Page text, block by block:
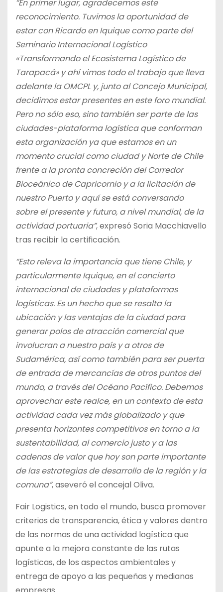
“En primer lugar, agradecemos este
reconocimiento. Tuvimos la oportunidad de
estar con Ricardo en Iquique como parte del
Seminario Internacional Logístico
«Transformando el Ecosistema Logístico de
Tarapacá» y ahí vimos todo el trabajo que lleva
adelante la OMCPL y, junto al Concejo Municipal,
decidimos estar presentes en este foro mundial.
Pero no sólo eso, sino también ser parte de las
ciudades-plataforma logística que conforman
esta organización ya que estamos en un
momento crucial como ciudad y Norte de Chile
frente a la pronta concreción del Corredor
Bioceánico de Capricornio y a la licitación de
nuestro Puerto y aquí se está conversando
sobre el presente y futuro, a nivel mundial, de la
actividad portuaria”, expresó Soria Macchiavello
tras recibir la certificación.
“Esto releva la importancia que tiene Chile, y
particularmente Iquique, en el concierto
internacional de ciudades y plataformas
logísticas. Es un hecho que se resalta la
ubicación y las ventajas de la ciudad para
generar polos de atracción comercial que
involucran a nuestro país y a otros de
Sudamérica, así como también para ser puerta
de entrada de mercancías de otros puntos del
mundo, a través del Océano Pacífico. Debemos
aprovechar este realce, en un contexto de esta
actividad cada vez más globalizado y que
presenta horizontes competitivos en torno a la
sustentabilidad, al comercio justo y a las
cadenas de valor que hoy son parte importante
de las estrategias de desarrollo de la región y la
comuna”, aseveró el concejal Oliva.
Fair Logistics, en todo el mundo, busca promover
criterios de transparencia, ética y valores dentro
de las normas de una actividad logística que
apunte a la mejora constante de las rutas
logísticas, de los aspectos ambientales y
entrega de apoyo a las pequeñas y medianas